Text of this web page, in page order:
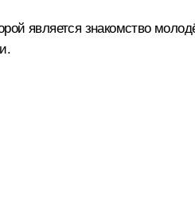
является знакомство